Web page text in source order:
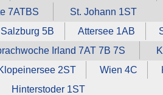
7ATBS
St. Johann 1ST
Salzburg 5B Attersee 1AB
Irland 7AT 7B 7S
2ST Wien 4C
Hinterstoder 1ST